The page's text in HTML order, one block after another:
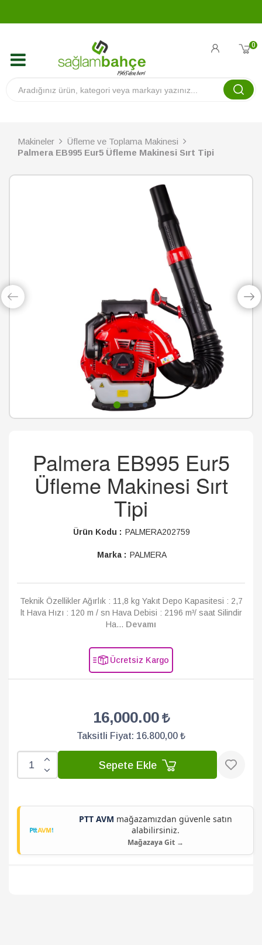
0
Makineler
Üfleme ve Toplama Makinesi
Palmera EB995 Eur5 Üfleme Makinesi Sırt Tipi
Palmera EB995 Eur5
Üfleme Makinesi Sırt
Tipi
Ürün Kodu : PALMERA202759
Marka : PALMERA
Teknik Özellikler Ağırlık : 11,8 kg Yakıt Depo Kapasitesi : 2,7
lt Hava Hızı : 120 m / sn Hava Debisi : 2196 m³/ saat Silindir
Ha... Devamı
Ücretsiz Kargo
16,000.00
Taksitli Fiyat: 16.800,00 ₺
Sepete Ekle
PTT AVM mağazamızdan güvenle satın
alabilirsiniz.
Mağazaya Git →